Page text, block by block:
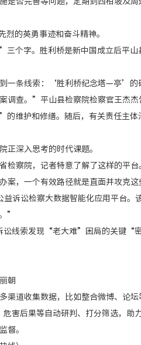
的英勇事迹和奋斗精神。
字。胜利桥是新中国成立后平山
一条线索：‘胜利桥纪念塔—亭’的
调查。”平山县检察院检察官王杰杰
维护和修缮。随后，有关责任主体
深入思考的时代课题。
察院，记者特意了解了这样的平台
案，一个有效路径就是直面并攻克这
诉讼检察大数据智能化应用平台。
”
线索发现“老大难”困局的关键“
朝
道收集数据，比如整合微博、论坛
害后果等自动研判、打分筛选，助
督。